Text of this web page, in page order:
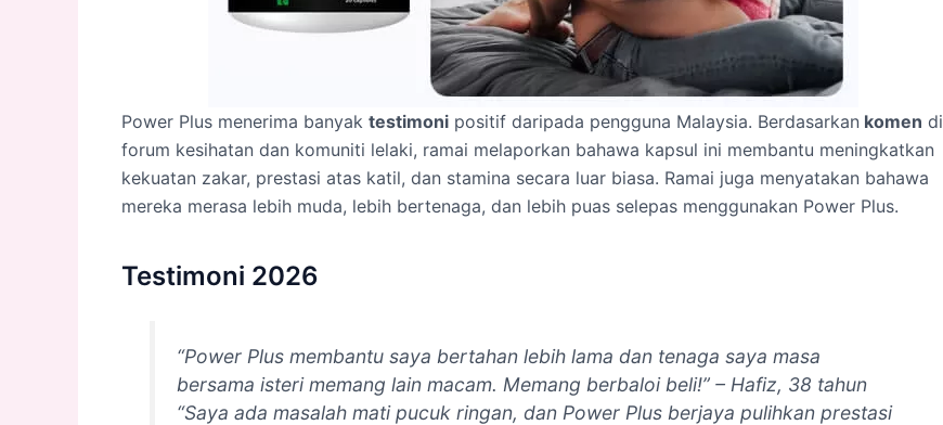
Power Plus menerima banyak testimoni positif daripada pengguna Malaysia. Berdasarkan komen di
forum kesihatan dan komuniti lelaki, ramai melaporkan bahawa kapsul ini membantu meningkatkan
kekuatan zakar, prestasi atas katil, dan stamina secara luar biasa. Ramai juga menyatakan bahawa
mereka merasa lebih muda, lebih bertenaga, dan lebih puas selepas menggunakan Power Plus.
Testimoni 2026
“Power Plus membantu saya bertahan lebih lama dan tenaga saya masa
bersama isteri memang lain macam. Memang berbaloi beli!” – Hafiz, 38 tahun
“Saya ada masalah mati pucuk ringan, dan Power Plus berjaya pulihkan prestasi